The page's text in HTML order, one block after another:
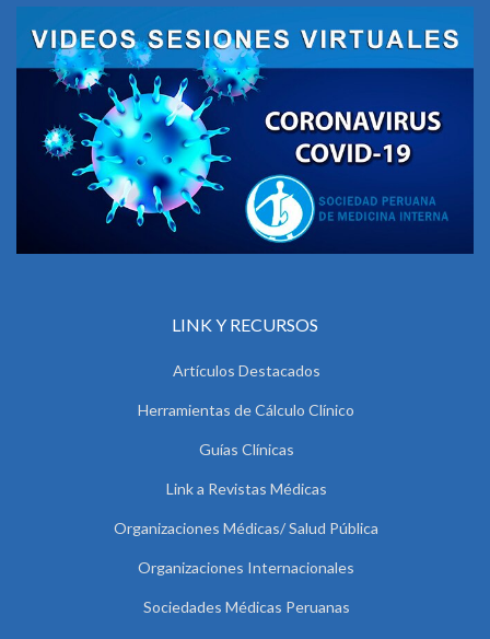
LINK Y RECURSOS
Artículos Destacados
Herramientas de Cálculo Clínico
Guías Clínicas
Link a Revistas Médicas
Organizaciones Médicas/ Salud Pública
Organizaciones Internacionales
Sociedades Médicas Peruanas